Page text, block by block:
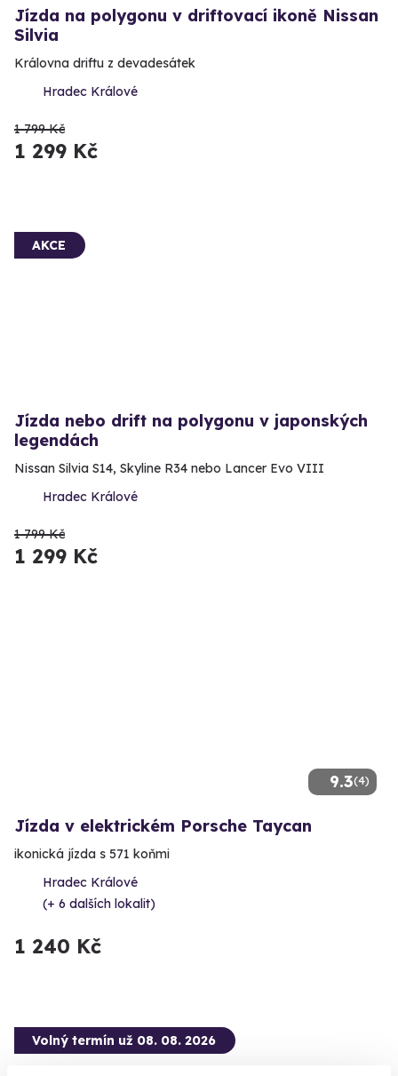
Jízda na polygonu v driftovací ikoně Nissan
Silvia
Královna driftu z devadesátek
Hradec Králové
1 799 Kč
1 299 Kč
AKCE
Jízda nebo drift na polygonu v japonských
legendách
Nissan Silvia S14, Skyline R34 nebo Lancer Evo VIII
Hradec Králové
1 799 Kč
1 299 Kč
9.3(4)
Jízda v elektrickém Porsche Taycan
ikonická jízda s 571 koňmi
Hradec Králové
(+ 6 dalších lokalit)
1 240 Kč
Volný termín už 08. 08. 2026